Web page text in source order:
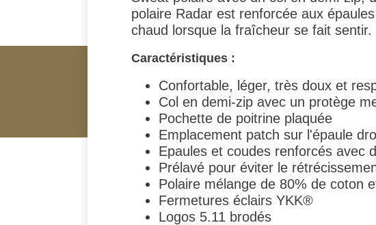
polaire Radar est renforcée aux
chaud lorsque la fraîcheur se fait sentir.
Caractéristiques :
Confortable, léger, très doux et
Col en demi-zip avec un protège
Pochette de poitrine plaquée
Emplacement patch sur l'épaule
Epaules et coudes renforcés avec
Prélavé pour éviter le
Polaire mélange de 80% de coton
Fermetures éclairs YKK®
Logos 5.11 brodés